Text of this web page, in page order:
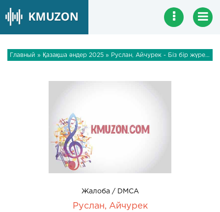
Главный » Қазақша әндер 2025 » Руслан, Айчурек - Біз бір жүрекпіз
Жалоба / DMCA
Руслан, Айчурек